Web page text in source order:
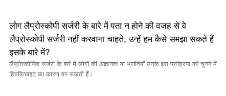
लोग लैप्रोस्कोपी सर्जरी के बारे में पता न होने की वजह से वे
लैप्रोस्कोपी सर्जरी नहीं करवाना चाहते, उन्हें हम कैसे समझा सकते हैं
इसके बारे में?
लैप्रोस्कोपिक सर्जरी के बारे में लोगों की अज्ञानता या भ्रांतियाँ उनके इस प्रक्रिया को चुनने में
हिचकिचाहट का कारण बन सकती हैं।